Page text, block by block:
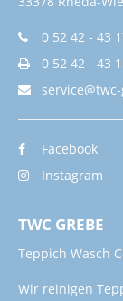
0 52 42 - 43
0 52 42 - 43
Facebook
Instagram
TWC GREBE
Teppich Wasch
Wir reinigen